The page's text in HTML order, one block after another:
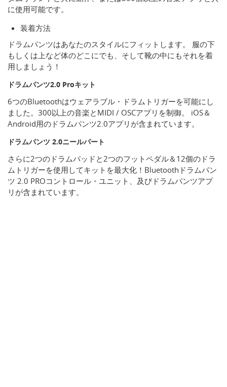
に使用可能です。
装着方法
ドラムパンツはあなたのスタイルにフィットします。 服の下
もしくは上など体のどこにでも、そして靴の中にもそれを着
用しましょう！
ドラムパンツ2.0 Proキット
6つのBluetoothはウェアラブル・ドラムトリガーを可能にし
ました。300以上の音楽とMIDI / OSCアプリを制御。 iOS＆
Android用のドラムパンツ2.0アプリが含まれています。
ドラムパンツ 2.0ニールパート
さらに2つのドラムパッドと2つのフットペダル＆12個のドラ
ムトリガーを使用してキットを最大化！Bluetoothドラムパン
ツ 2.0 PROコントロール・ユニット、及びドラムパンツアプ
リが含まれています。